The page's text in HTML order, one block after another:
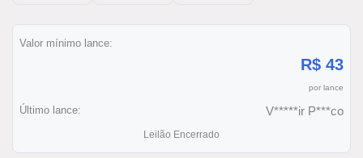
Valor mínimo lance:
R$ 43
por lance
Último lance: V*****ir P***co
Leilão Encerrado